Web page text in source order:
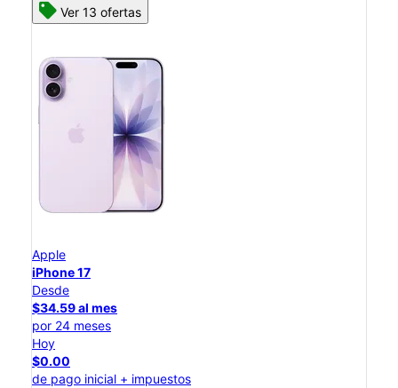
Ver 13 ofertas
Apple
iPhone 17
Desde
$34.59 al mes
por 24 meses
Hoy
$0.00
de pago inicial + impuestos